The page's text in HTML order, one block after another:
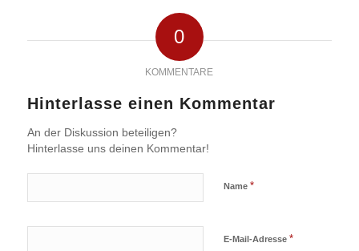
0
KOMMENTARE
Hinterlasse einen Kommentar
An der Diskussion beteiligen?
Hinterlasse uns deinen Kommentar!
Name *
E-Mail-Adresse *